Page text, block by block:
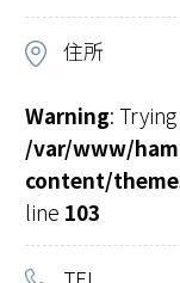
住所
Warning:
/var/www/
content/
line 103